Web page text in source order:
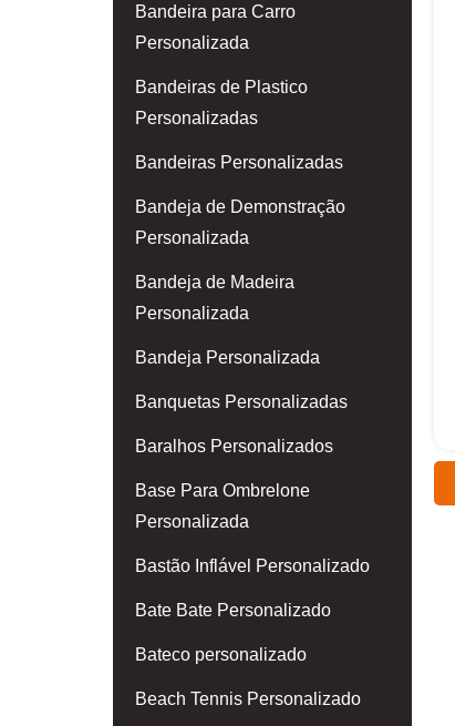
Bandeira para Carro
Personalizada
Bandeiras de Plastico
Personalizadas
Bandeiras Personalizadas
Bandeja de Demonstração
Personalizada
Bandeja de Madeira
Personalizada
Bandeja Personalizada
Banquetas Personalizadas
Baralhos Personalizados
Base Para Ombrelone
Personalizada
Bastão Inflável Personalizado
Bate Bate Personalizado
Bateco personalizado
Beach Tennis Personalizado